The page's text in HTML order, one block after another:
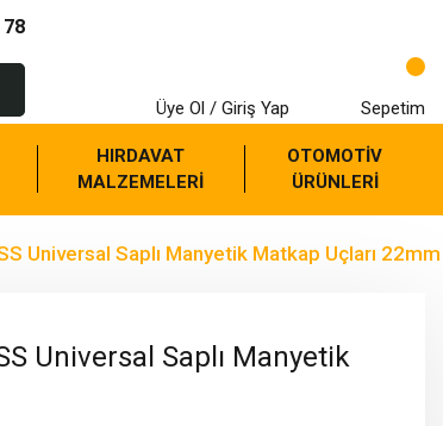
78
Üye Ol / Giriş Yap Sepetim
HIRDAVAT
MALZEMELERİ
OTOMOTİV
ÜRÜNLERİ
Universal Saplı Manyetik Matkap Uçları 22mm
Universal Saplı Manyetik